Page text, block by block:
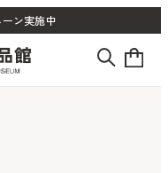
ン実施中